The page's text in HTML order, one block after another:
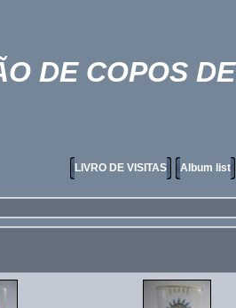
DE COPOS
LIVRO DE VISITAS Album list